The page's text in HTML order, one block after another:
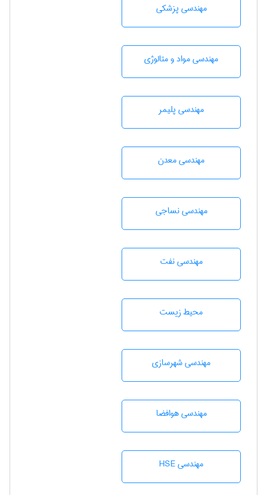
مهندسی پزشکی
مهندسی مواد و متالوژی
مهندسی پليمر
مهندسی معدن
مهندسي نساجی
مهندسی نفت
محيط زيست
مهندسی شهرسازی
مهندسی هوافضا
مهندسی HSE